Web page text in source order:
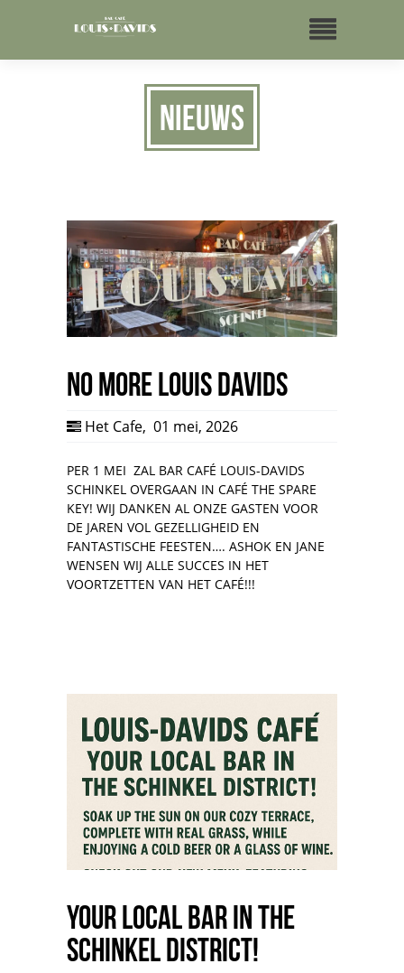
Nieuws
No more Louis Davids
Het Cafe, 01 mei, 2026
PER 1 MEI ZAL BAR CAFÉ LOUIS-DAVIDS
SCHINKEL OVERGAAN IN CAFÉ THE SPARE
KEY! WIJ DANKEN AL ONZE GASTEN VOOR
DE JAREN VOL GEZELLIGHEID EN
FANTASTISCHE FEESTEN…. ASHOK EN JANE
WENSEN WIJ ALLE SUCCES IN HET
VOORTZETTEN VAN HET CAFÉ!!!
YOUR LOCAL BAR IN THE
SCHINKEL DISTRICT!